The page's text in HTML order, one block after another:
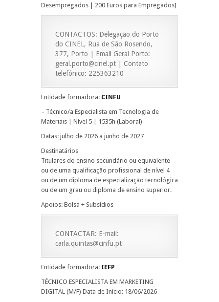
Desempregados | 200 Euros para Empregados]
CONTACTOS: Delegação do Porto
do CINEL, Rua de São Rosendo,
377, Porto | Email Geral Porto:
geral.porto@cinel.pt | Contato
telefónico: 225363210
Entidade formadora: CINFU
– Técnico/a Especialista em Tecnologia de
Materiais | Nível 5 | 1535h (Laboral)
Datas: julho de 2026 a junho de 2027
Destinatários
Titulares do ensino secundário ou equivalente
ou de uma qualificação profissional de nível 4
ou de um diploma de especialização tecnológica
ou de um grau ou diploma de ensino superior.
Apoios: Bolsa + Subsídios
CONTACTAR: E-mail:
carla.quintas@cinfu.pt
Entidade formadora: IEFP
TÉCNICO ESPECIALISTA EM MARKETING
DIGITAL (M/F) Data de Início: 18/06/2026